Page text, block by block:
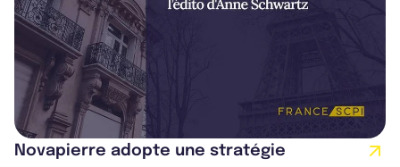
Novapierre adopte une stratégie